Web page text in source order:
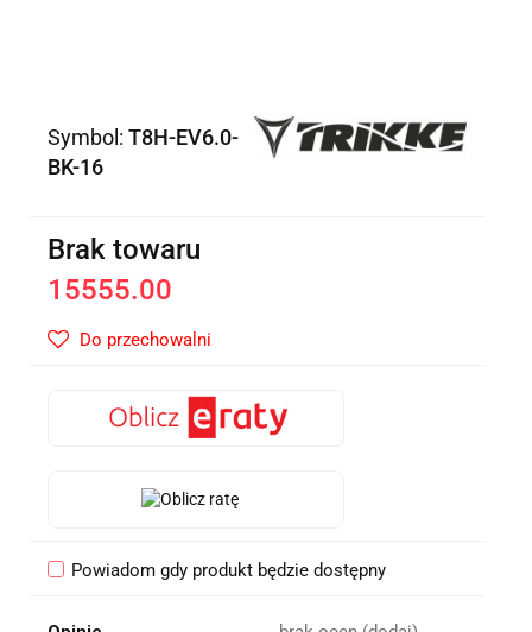
Symbol: T8H-EV6.0-
BK-16
Brak towaru
15555.00
Do przechowalni
Powiadom gdy produkt będzie dostępny